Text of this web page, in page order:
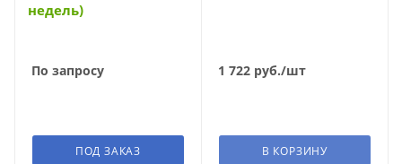
недель)
По запросу
ПОД ЗАКАЗ
1 722 руб./шт
В КОРЗИНУ